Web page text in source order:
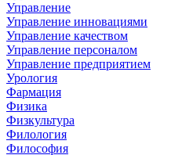
Управление
Управление инновациями
Управление качеством
Управление персоналом
Управление предприятием
Урология
Фармация
Физика
Физкультура
Филология
Философия